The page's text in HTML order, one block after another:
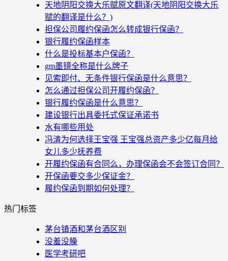
天地阴阳交换大乐赋原文翻译(天地阴阳交换大乐
赋的翻译是什么？)
担保公司履约保函怎么转成银行保函？
银行履约保函样本
什么是投标基本户保函？
gm墨镜全称是什么牌子
见索即付、无条件银行保函是什么意思？
怎么通过担保公司开履约保函？
银行履约保函是什么意思？
建设银行出具委托式保证承诺书
水有哪些用处
冯清为何选择王宝强 王宝强总资产多少亿每月给
女儿多少抚养费
开履约保函有合同么，办理保函会不会签订合同？
开保函要交多少保证金？
履约保函到期如何处理？
热门标签
茅台镇酒和茅台酒区别
没羞没臊
医学考研吧